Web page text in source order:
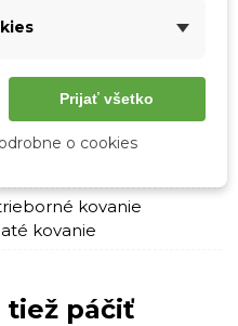
kovanie
kovanie
tiež páčiť
Prijať všetko
o cookies